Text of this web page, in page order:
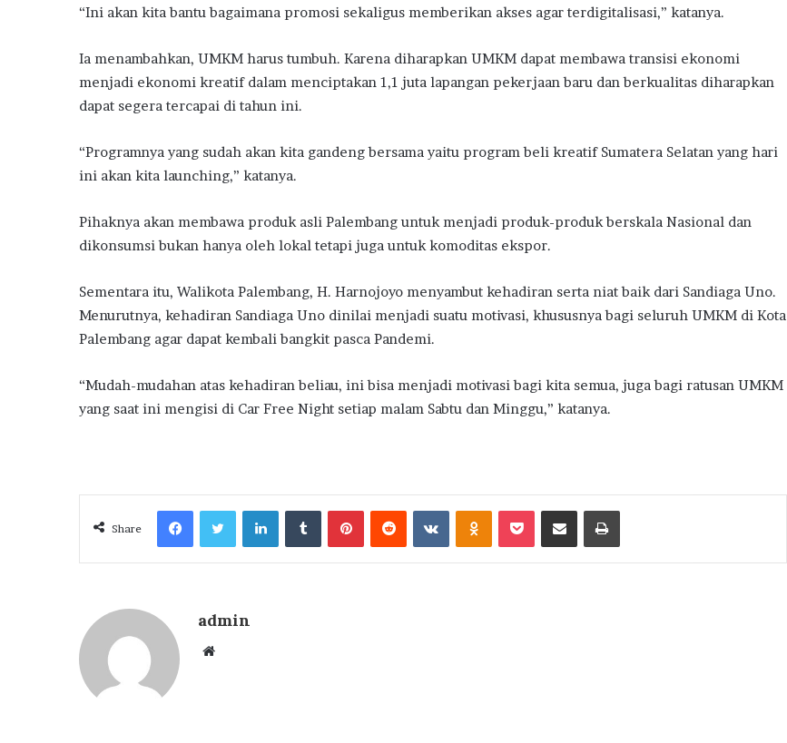
“Ini akan kita bantu bagaimana promosi sekaligus memberikan akses agar terdigitalisasi,” katanya.
Ia menambahkan, UMKM harus tumbuh. Karena diharapkan UMKM dapat membawa transisi ekonomi
menjadi ekonomi kreatif dalam menciptakan 1,1 juta lapangan pekerjaan baru dan berkualitas diharapkan
dapat segera tercapai di tahun ini.
“Programnya yang sudah akan kita gandeng bersama yaitu program beli kreatif Sumatera Selatan yang hari
ini akan kita launching,” katanya.
Pihaknya akan membawa produk asli Palembang untuk menjadi produk-produk berskala Nasional dan
dikonsumsi bukan hanya oleh lokal tetapi juga untuk komoditas ekspor.
Sementara itu, Walikota Palembang, H. Harnojoyo menyambut kehadiran serta niat baik dari Sandiaga Uno.
Menurutnya, kehadiran Sandiaga Uno dinilai menjadi suatu motivasi, khususnya bagi seluruh UMKM di Kota
Palembang agar dapat kembali bangkit pasca Pandemi.
“Mudah-mudahan atas kehadiran beliau, ini bisa menjadi motivasi bagi kita semua, juga bagi ratusan UMKM
yang saat ini mengisi di Car Free Night setiap malam Sabtu dan Minggu,” katanya.
Share
FacebookTwitterLinkedInTumblrPinterestReddit VKontakteOdnoklassniki
Pocket Share via Email Print
admin
Website